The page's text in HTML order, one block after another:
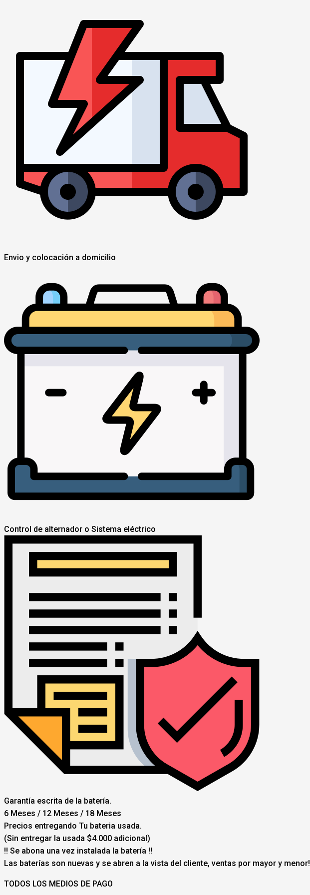
Envio y colocación a domicilio
Control de alternador o Sistema eléctrico
Garantía escrita de la batería.
6 Meses / 12 Meses / 18 Meses
Precios entregando Tu bateria usada.
(Sin entregar la usada $4.000 adicional)
‼️ Se abona una vez instalada la batería ‼️
Las baterías son nuevas y se abren a la vista del cliente, ventas por mayor y menor!
TODOS LOS MEDIOS DE PAGO